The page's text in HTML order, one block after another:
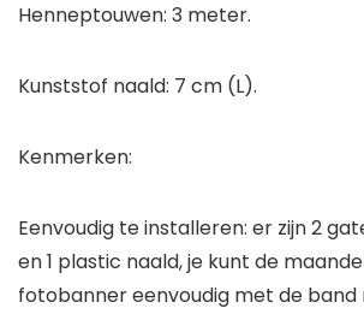
Henneptouwen: 3 meter.
Kunststof naald: 7 cm (L).
Kenmerken:
Eenvoudig te installeren: er zijn 2
en 1 plastic naald, je kunt de
fotobanner eenvoudig met de band